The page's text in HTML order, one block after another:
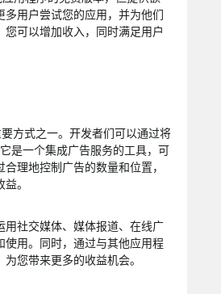
用户尝试您的应用，并为他们
可以增加收入，同时满足用户
方式之一。开发者们可以通过将
是一个集成广告服务的工具，可
理地控制广告的数量和位置，
。
社交媒体、媒体报道、在线广
用。同时，通过与其他应用程
您带来更多的收益机会。